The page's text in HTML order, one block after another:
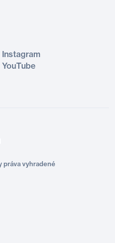
Instagram
YouTube
práva vyhradené